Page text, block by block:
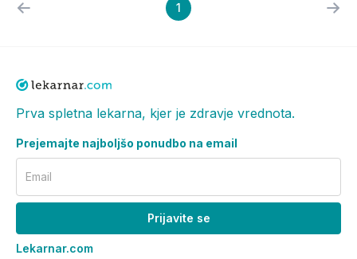
1
Prva spletna lekarna, kjer je zdravje vrednota.
Prejemajte najboljšo ponudbo na email
Email
Prijavite se
Lekarnar.com